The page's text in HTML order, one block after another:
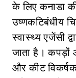
के लिए कनाडा
उष्णकटिबंधीय
स्वास्थ्य एजेंसी
जाता है। कपड़ों
और कीट